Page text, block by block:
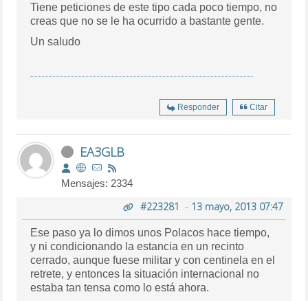
Tiene peticiones de este tipo cada poco tiempo, no
creas que no se le ha ocurrido a bastante gente.
Un saludo
Responder Citar
EA3GLB
Mensajes: 2334
#223281 - 13 mayo, 2013 07:47
Ese paso ya lo dimos unos Polacos hace tiempo,
y ni condicionando la estancia en un recinto
cerrado, aunque fuese militar y con centinela en el
retrete, y entonces la situación internacional no
estaba tan tensa como lo está ahora.